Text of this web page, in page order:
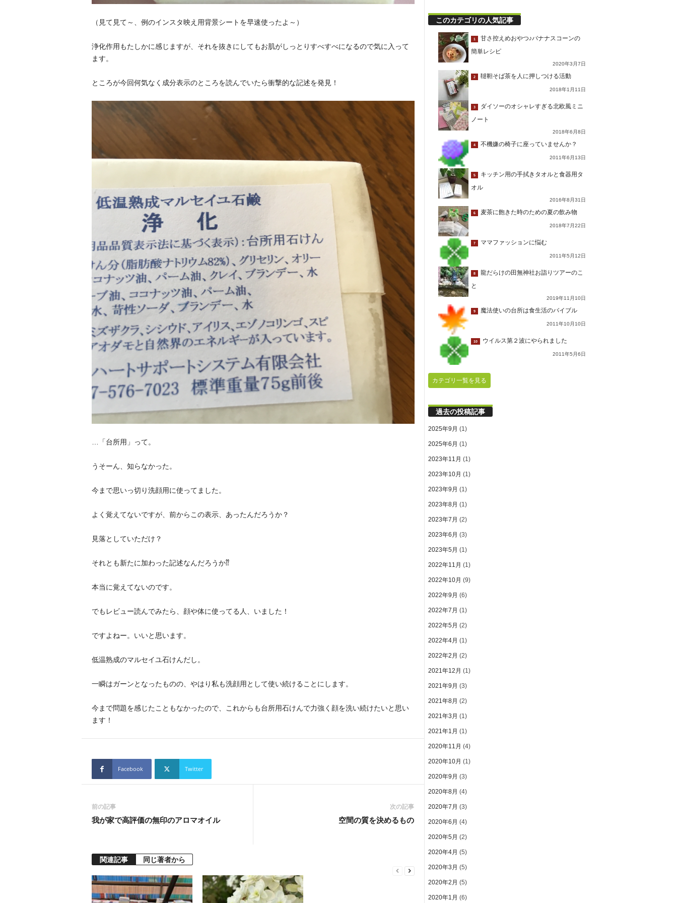
（見て見て～、例のインスタ映え用背景シートを早速使ったよ～）
浄化作用もたしかに感じますが、それを抜きにしてもお肌がしっとりすべすべになるので気に入って
ます。
ところが今回何気なく成分表示のところを読んでいたら衝撃的な記述を発見！
…「台所用」って。
うそーん、知らなかった。
今まで思いっ切り洗顔用に使ってました。
よく覚えてないですが、前からこの表示、あったんだろうか？
見落としていただけ？
それとも新たに加わった記述なんだろうか⁇
本当に覚えてないのです。
でもレビュー読んでみたら、顔や体に使ってる人、いました！
ですよねー。いいと思います。
低温熟成のマルセイユ石けんだし。
一瞬はガーンとなったものの、やはり私も洗顔用として使い続けることにします。
今まで問題を感じたこともなかったので、これからも台所用石けんで力強く顔を洗い続けたいと思い
ます！
Facebook Twitter
前の記事
我が家で高評価の無印のアロマオイル
次の記事
空間の質を決めるもの
関連記事 同じ著者から
このカテゴリの人気記事
1
甘さ控えめおやつ♪バナナスコーンの
簡単レシピ
2020年3月7日
2 韃靼そば茶を人に押しつける活動
2018年1月11日
3
ダイソーのオシャレすぎる北欧風ミニ
ノート
2018年6月8日
4 不機嫌の椅子に座っていませんか？
2011年6月13日
5
キッチン用の手拭きタオルと食器用タ
オル
2016年8月31日
6 麦茶に飽きた時のための夏の飲み物
2018年7月22日
7 ママファッションに悩む
2011年5月12日
8
龍だらけの田無神社お詣りツアーのこ
と
2019年11月10日
9 魔法使いの台所は食生活のバイブル
2011年10月10日
10 ウイルス第２波にやられました
2011年5月6日
カテゴリ一覧を見る
過去の投稿記事
2025年9月 (1)
2025年6月 (1)
2023年11月 (1)
2023年10月 (1)
2023年9月 (1)
2023年8月 (1)
2023年7月 (2)
2023年6月 (3)
2023年5月 (1)
2022年11月 (1)
2022年10月 (9)
2022年9月 (6)
2022年7月 (1)
2022年5月 (2)
2022年4月 (1)
2022年2月 (2)
2021年12月 (1)
2021年9月 (3)
2021年8月 (2)
2021年3月 (1)
2021年1月 (1)
2020年11月 (4)
2020年10月 (1)
2020年9月 (3)
2020年8月 (4)
2020年7月 (3)
2020年6月 (4)
2020年5月 (2)
2020年4月 (5)
2020年3月 (5)
2020年2月 (5)
2020年1月 (6)